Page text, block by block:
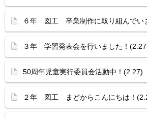
６年 図工 卒業制作に取り組んでい
３年 学習発表会を行いました！
50周年児童実行委員会活動中！(2.27)
２年 図工 まどからこんにちは！